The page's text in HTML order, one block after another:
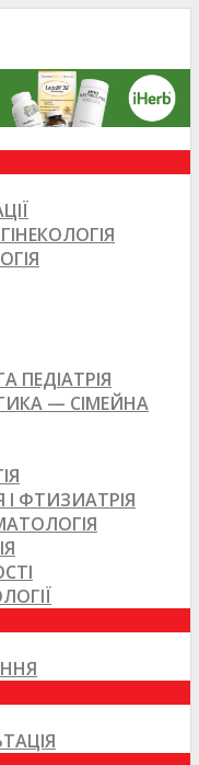
ПЕДІАТРІЯ
— СІМЕЙНА
ФТИЗИАТРІЯ